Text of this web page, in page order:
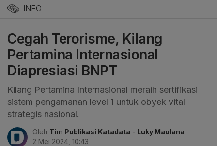
INFO
Cegah Terorisme, Kilang
Pertamina Internasional
Diapresiasi BNPT
Kilang Pertamina Internasional meraih sertifikasi
sistem pengamanan level 1 untuk obyek vital
strategis nasional.
Oleh Tim Publikasi Katadata - Luky Maulana
2 Mei 2024, 10:43